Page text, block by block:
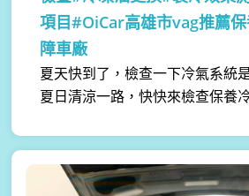
項目#OiCar高雄市vag推薦
障車廠
夏天快到了，檢查一下冷氣系統
夏日清涼一路，快快來檢查保養